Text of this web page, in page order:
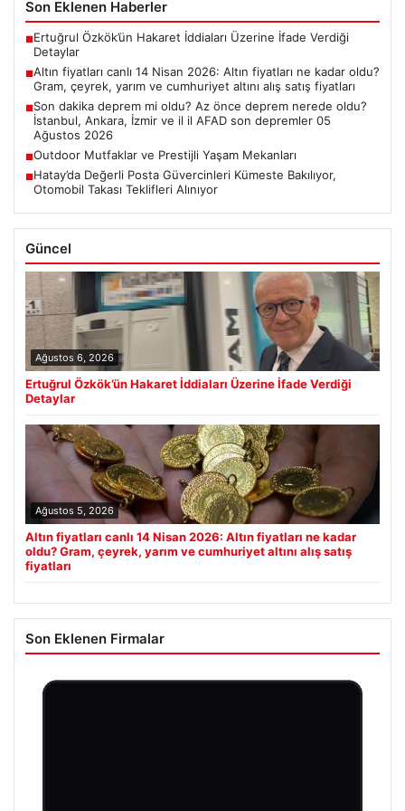
Son Eklenen Haberler
■Ertuğrul Özkök’ün Hakaret İddiaları Üzerine İfade Verdiği
Detaylar
■Altın fiyatları canlı 14 Nisan 2026: Altın fiyatları ne kadar oldu?
Gram, çeyrek, yarım ve cumhuriyet altını alış satış fiyatları
■Son dakika deprem mi oldu? Az önce deprem nerede oldu?
İstanbul, Ankara, İzmir ve il il AFAD son depremler 05
Ağustos 2026
■Outdoor Mutfaklar ve Prestijli Yaşam Mekanları
■Hatay’da Değerli Posta Güvercinleri Kümeste Bakılıyor,
Otomobil Takası Teklifleri Alınıyor
Güncel
Ağustos 6, 2026
Ertuğrul Özkök’ün Hakaret İddiaları Üzerine İfade Verdiği
Detaylar
Ağustos 5, 2026
Altın fiyatları canlı 14 Nisan 2026: Altın fiyatları ne kadar
oldu? Gram, çeyrek, yarım ve cumhuriyet altını alış satış
fiyatları
Son Eklenen Firmalar